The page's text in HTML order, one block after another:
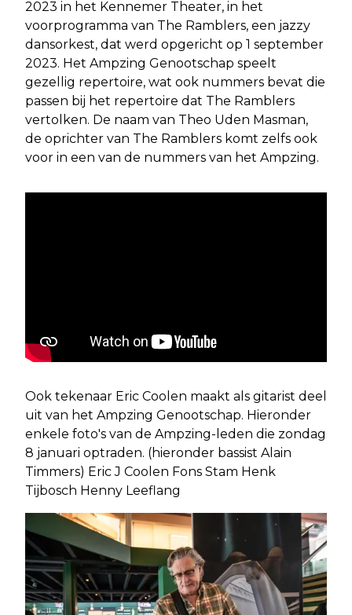
2023 in het Kennemer Theater, in het
voorprogramma van The Ramblers, een jazzy
dansorkest, dat werd opgericht op 1 september
2023. Het Ampzing Genootschap speelt
gezellig repertoire, wat ook nummers bevat die
passen bij het repertoire dat The Ramblers
vertolken. De naam van Theo Uden Masman,
de oprichter van The Ramblers komt zelfs ook
voor in een van de nummers van het Ampzing.
Ook tekenaar Eric Coolen maakt als gitarist deel
uit van het Ampzing Genootschap. Hieronder
enkele foto's van de Ampzing-leden die zondag
8 januari optraden. (hieronder bassist Alain
Timmers) Eric J Coolen Fons Stam Henk
Tijbosch Henny Leeflang